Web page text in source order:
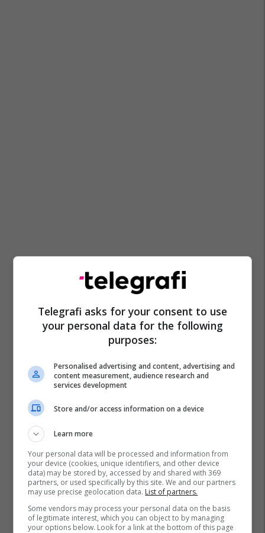
Telegrafi asks for your consent to use
your personal data for the following
purposes:
Personalised advertising and content, advertising and
content measurement, audience research and
services development
Store and/or access information on a device
Learn more
Your personal data will be processed and information from
your device (cookies, unique identifiers, and other device
data) may be stored by, accessed by and shared with 369
partners, or used specifically by this site. We and our partners
may use precise geolocation data. List of partners.
Some vendors may process your personal data on the basis
of legitimate interest, which you can object to by managing
your options below. Look for a link at the bottom of this page